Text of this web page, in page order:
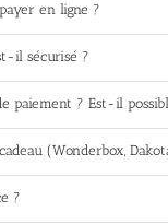
en ligne ?
il sécurisé ?
paiement ? Est-il
(Wonderbox,
?